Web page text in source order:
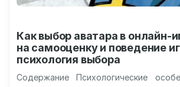
Как выбор аватара в онлайн-
на самооценку и поведение
психология выбора
Содержание Психологические